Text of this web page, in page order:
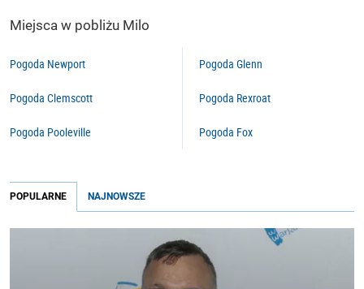
Miejsca w pobliżu Milo
Pogoda Newport
Pogoda Clemscott
Pogoda Pooleville
Pogoda Glenn
Pogoda Rexroat
Pogoda Fox
POPULARNE NAJNOWSZE